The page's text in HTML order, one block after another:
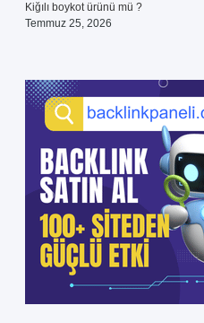
Kiğılı boykot ürünü mü ?
Temmuz 25, 2026